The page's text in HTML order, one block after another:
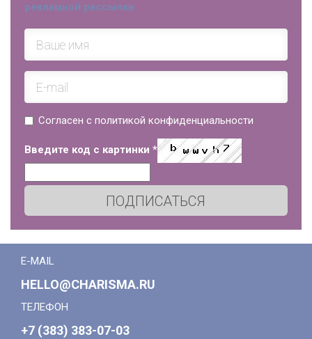
рекламной рассылки
Согласен с политикой конфиденциальности
Введите код с картинки *
ПОДПИСАТЬСЯ
E-MAIL
HELLO@CHARISMA.RU
ТЕЛЕФОН
+7 (383) 383-07-03